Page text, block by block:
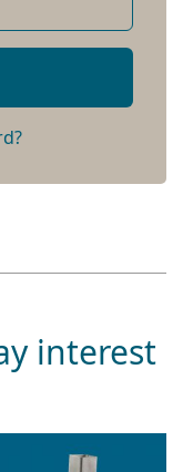
interest